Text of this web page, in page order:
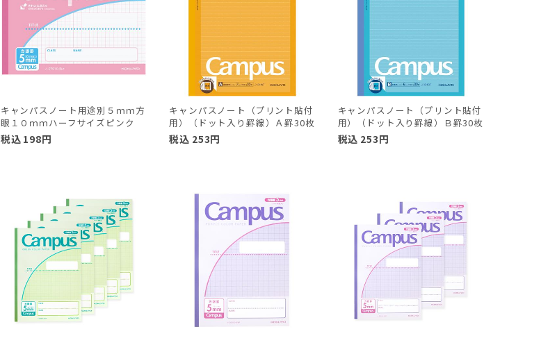
キャンパスノート用途別５ｍｍ方
眼１０ｍｍハーフサイズピンク
税込 198円
キャンパスノート（プリント貼付
用）（ドット入り罫線）Ａ罫30枚
税込 253円
キャンパスノート（プリント貼付
用）（ドット入り罫線）Ｂ罫30枚
税込 253円